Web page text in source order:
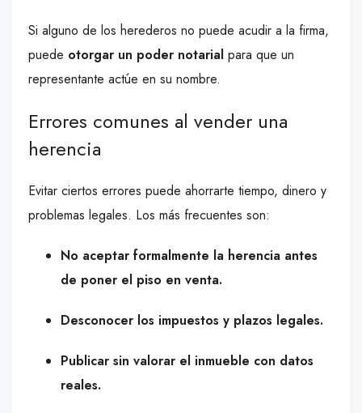
Si alguno de los herederos no puede acudir a la firma,
puede otorgar un poder notarial para que un
representante actúe en su nombre.
Errores comunes al vender una
herencia
Evitar ciertos errores puede ahorrarte tiempo, dinero y
problemas legales. Los más frecuentes son:
No aceptar formalmente la herencia antes
de poner el piso en venta.
Desconocer los impuestos y plazos legales.
Publicar sin valorar el inmueble con datos
reales.